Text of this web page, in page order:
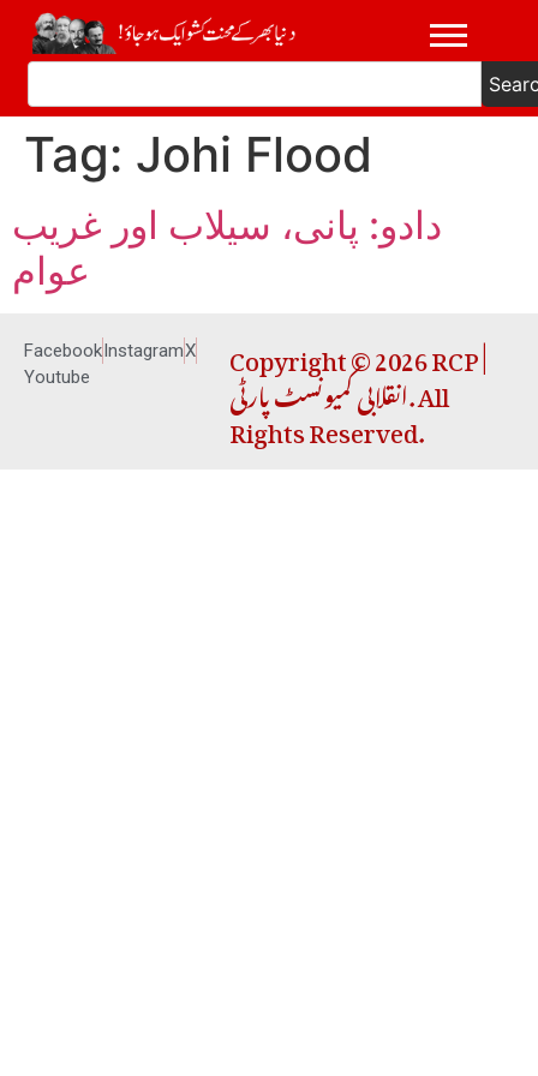
Tag: Johi Flood
دادو: پانی، سیلاب اور غریب
عوام
FacebookInstagramX
Youtube
Copyright © 2026 RCP |
انقلابی کمیونسٹ پارٹی. All
Rights Reserved.